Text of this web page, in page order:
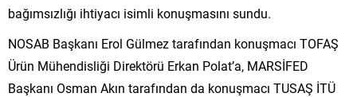
bağımsızlığı ihtiyacı isimli konuşmasını sundu.
NOSAB Başkanı Erol Gülmez tarafından konuşmacı TOFAŞ
Ürün Mühendisliği Direktörü Erkan Polat’a, MARSİFED
Başkanı Osman Akın tarafından da konuşmacı TUSAŞ İTÜ